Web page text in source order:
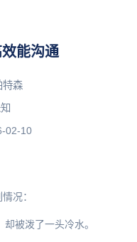
能沟通
特森
02-10
况：
被泼了一头冷水。